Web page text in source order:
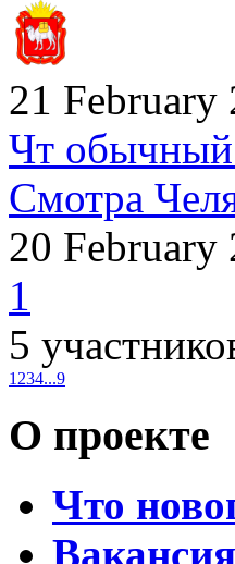
21 February
Чт обычный
Смотра
20 February
1
5
1 234...9
О проекте
Что